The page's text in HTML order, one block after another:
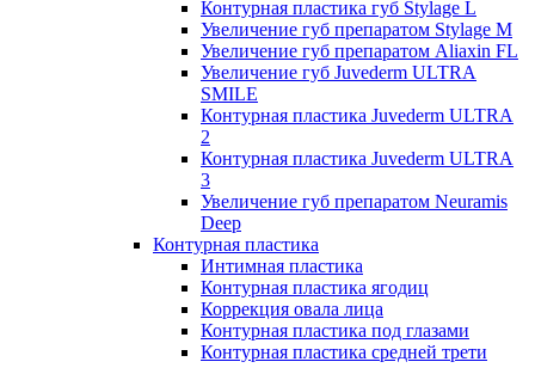
Контурная пластика губ Stylage L
Увеличение губ препаратом Stylage M
Увеличение губ препаратом Aliaxin FL
Увеличение губ Juvederm ULTRA
SMILE
Контурная пластика Juvederm ULTRA
2
Контурная пластика Juvederm ULTRA
3
Увеличение губ препаратом Neuramis
Deep
Контурная пластика
Интимная пластика
Контурная пластика ягодиц
Коррекция овала лица
Контурная пластика под глазами
Контурная пластика средней трети